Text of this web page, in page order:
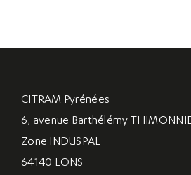
CITRAM Pyrénées
6, avenue Barthélémy
Zone INDUSPAL
64140 LONS